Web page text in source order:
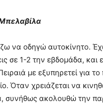
να οδηγώ αυτοκίνητο.
σε 1-2 την εβδομάδα, και
με εξυπηρετεί για
Όταν χρειάζεται να
συνήθως ακολουθώ την